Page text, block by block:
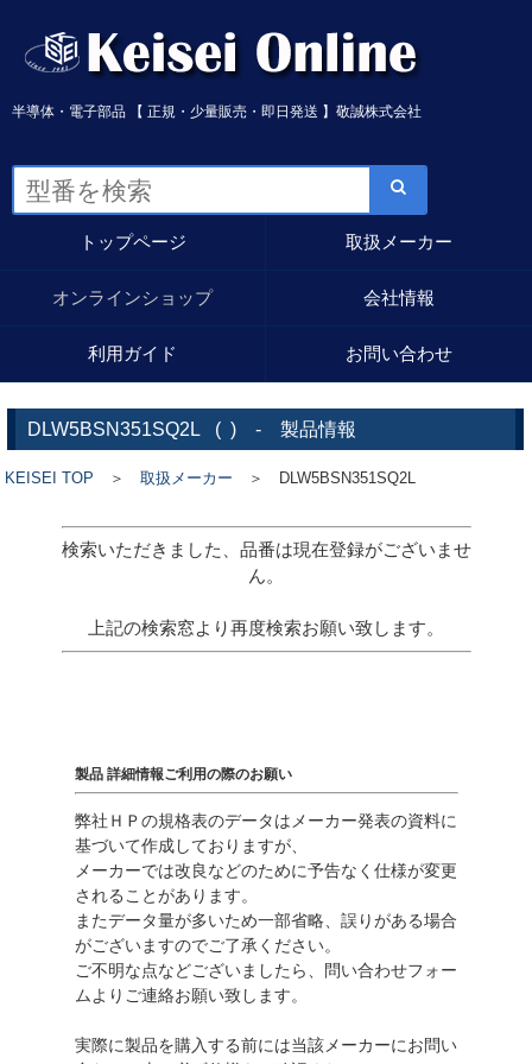
半導体・電子部品 【 正規・少量販売・即日発送 】敬誠株式会社
トップページ 取扱メーカー
オンラインショップ 会社情報
利用ガイド お問い合わせ
DLW5BSN351SQ2L ( ) - 製品情報
KEISEI TOP ＞取扱メーカー ＞ DLW5BSN351SQ2L
検索いただきました、品番は現在登録がございませ
ん。
上記の検索窓より再度検索お願い致します。
製品 詳細情報ご利用の際のお願い
弊社ＨＰの規格表のデータはメーカー発表の資料に
基づいて作成しておりますが、
メーカーでは改良などのために予告なく仕様が変更
されることがあります。
またデータ量が多いため一部省略、誤りがある場合
がございますのでご了承ください。
ご不明な点などございましたら、問い合わせフォー
ムよりご連絡お願い致します。
実際に製品を購入する前には当該メーカーにお問い